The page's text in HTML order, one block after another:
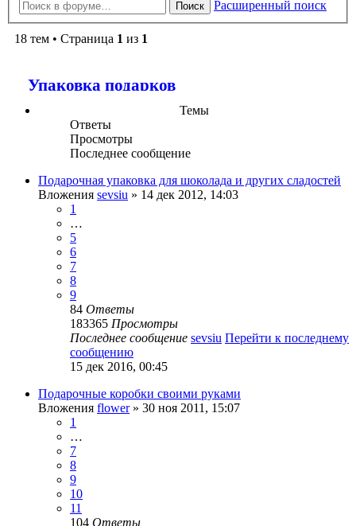
Поиск Расширенный поиск
18 тем • Страница 1 из 1
Упаковка подарков
Темы
Ответы
Просмотры
Последнее сообщение
Подарочная упаковка для шоколада и других сладостей
Вложения sevsiu » 14 дек 2012, 14:03
1
…
5
6
7
8
9
84 Ответы
183365 Просмотры
Последнее сообщение sevsiu Перейти к последнему
сообщению
15 дек 2016, 00:45
Подарочные коробки своими руками
Вложения flower» 30 ноя 2011, 15:07
1
…
7
8
9
10
11
104 Ответы